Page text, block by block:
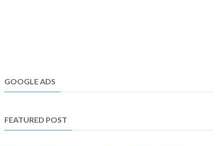
GOOGLE ADS
FEATURED POST